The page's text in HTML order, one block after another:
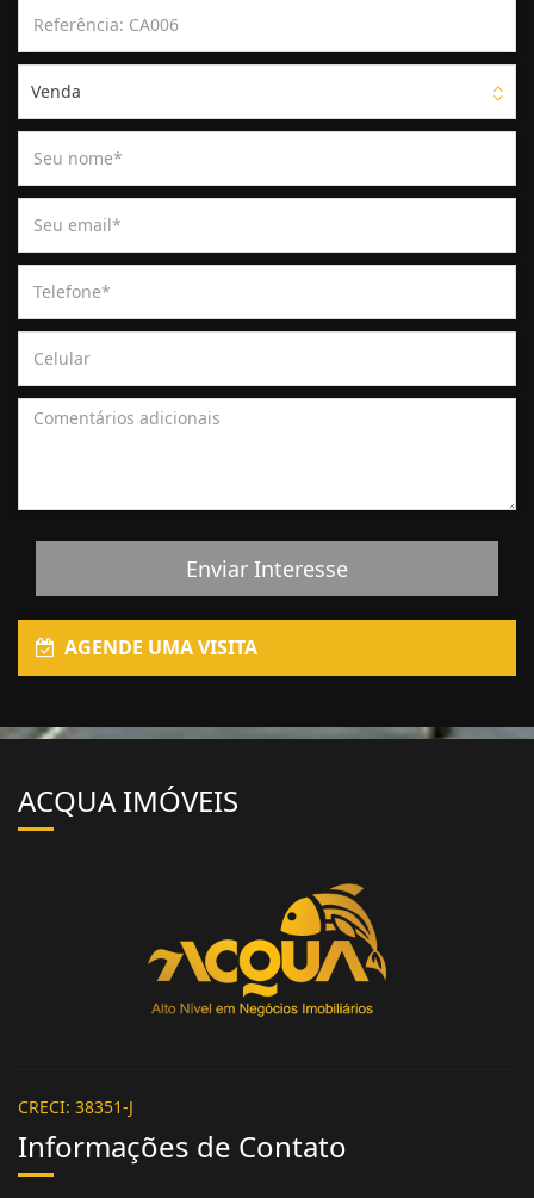
Venda
Enviar Interesse
AGENDE UMA VISITA
ACQUA IMÓVEIS
CRECI: 38351-J
Informações de Contato